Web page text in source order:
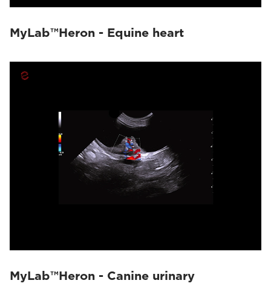
MyLab™Heron - Equine heart
MyLab™Heron - Canine urinary